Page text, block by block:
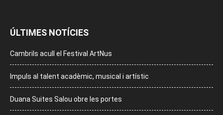
ÚLTIMES NOTÍCIES
Cambrils acull el Festival ArtNus
Impuls al talent acadèmic, musical i artístic
Duana Suites Salou obre les portes